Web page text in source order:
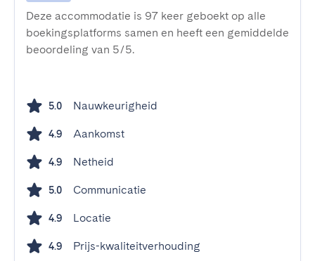
Deze accommodatie is 97 keer geboekt op alle
boekingsplatforms samen en heeft een gemiddelde
beoordeling van 5/5.
5.0 Nauwkeurigheid
4.9 Aankomst
4.9 Netheid
5.0 Communicatie
4.9 Locatie
4.9 Prijs-kwaliteitverhouding